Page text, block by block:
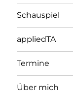
Schauspiel
appliedTA
Termine
Über mich